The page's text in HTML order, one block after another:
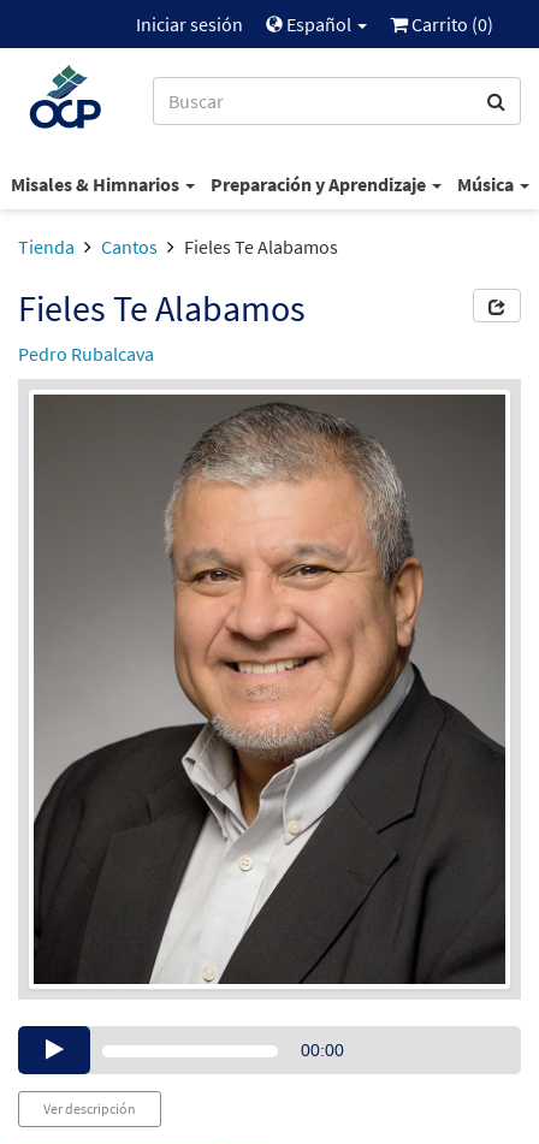
Iniciar sesión Español Carrito (0)
Misales & Himnarios Preparación y Aprendizaje Música
Tienda Cantos Fieles Te Alabamos
Fieles Te Alabamos
Pedro Rubalcava
Audio00:00
Ver descripción